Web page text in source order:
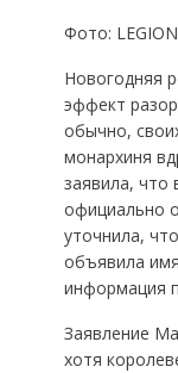
Фото:
Новогодняя
эффект
обычно,
монархиня
заявила,
официально
уточнила,
объявила
информация
Заявление
хотя